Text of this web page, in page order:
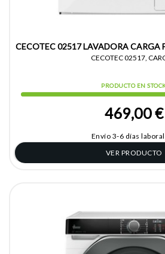
CECOTEC 02517 LAVADORA CARGA
CECOTEC 02517,
PRODUCTO EN
469,00 €
Envío 3-6 días
VER PRODUCTO